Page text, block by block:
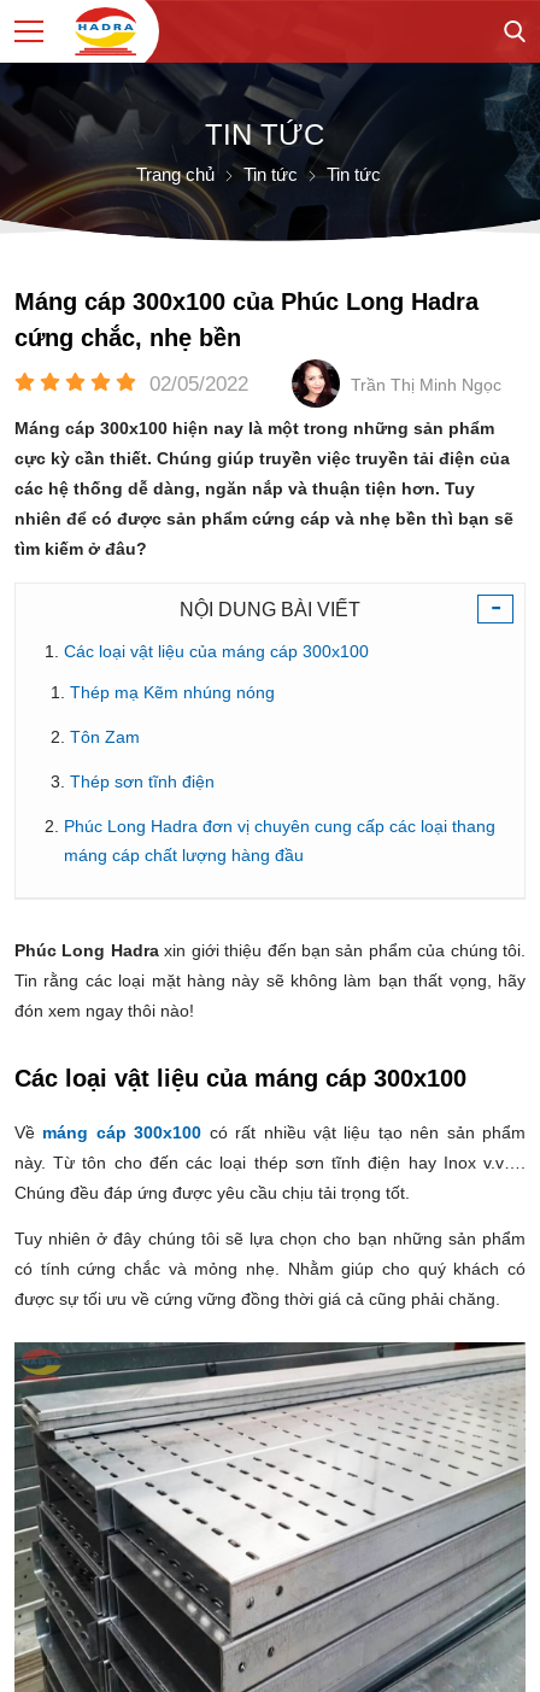
TIN TỨC
Trang chủ Tin tức Tin tức
Máng cáp 300x100 của Phúc Long Hadra
cứng chắc, nhẹ bền
02/05/2022 Trần Thị Minh Ngọc
Máng cáp 300x100 hiện nay là một trong những sản phẩm
cực kỳ cần thiết. Chúng giúp truyền việc truyền tải điện của
các hệ thống dễ dàng, ngăn nắp và thuận tiện hơn. Tuy
nhiên để có được sản phẩm cứng cáp và nhẹ bền thì bạn sẽ
tìm kiếm ở đâu?
-
NỘI DUNG BÀI VIẾT
Các loại vật liệu của máng cáp 300x100
Thép mạ Kẽm nhúng nóng
Tôn Zam
Thép sơn tĩnh điện
Phúc Long Hadra đơn vị chuyên cung cấp các loại thang
máng cáp chất lượng hàng đầu
Phúc Long Hadraxin giới thiệu đến bạn sản phẩm của chúng tôi.
Tin rằng các loại mặt hàng này sẽ không làm bạn thất vọng, hãy
đón xem ngay thôi nào!
Các loại vật liệu của máng cáp 300x100
Về máng cáp 300x100 có rất nhiều vật liệu tạo nên sản phẩm
này. Từ tôn cho đến các loại thép sơn tĩnh điện hay Inox v.v….
Chúng đều đáp ứng được yêu cầu chịu tải trọng tốt.
Tuy nhiên ở đây chúng tôi sẽ lựa chọn cho bạn những sản phẩm
có tính cứng chắc và mỏng nhẹ. Nhằm giúp cho quý khách có
được sự tối ưu về cứng vững đồng thời giá cả cũng phải chăng.